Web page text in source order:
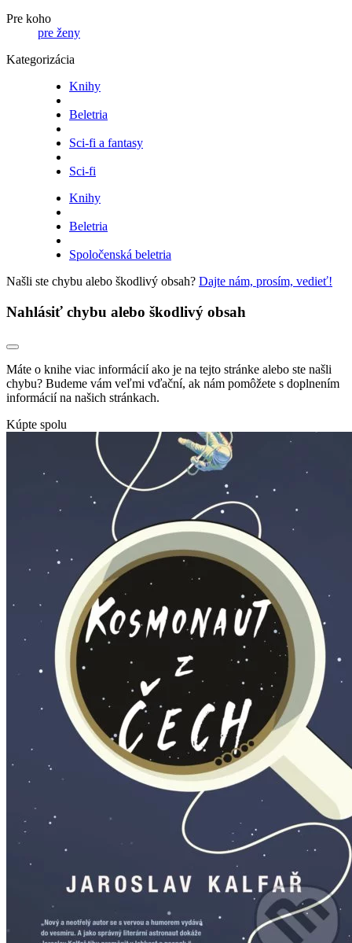
Pre koho
pre ženy
Kategorizácia
Knihy
Beletria
Sci-fi a fantasy
Sci-fi
Knihy
Beletria
Spoločenská beletria
Našli ste chybu alebo škodlivý obsah? Dajte nám, prosím, vedieť!
Nahlásiť chybu alebo škodlivý obsah
Máte o knihe viac informácií ako je na tejto stránke alebo ste našli
chybu? Budeme vám veľmi vďační, ak nám pomôžete s doplnením
informácií na našich stránkach.
Kúpte spolu